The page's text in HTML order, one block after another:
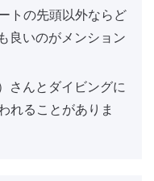
トの先頭以外ならど
良いのがメンション
さんとダイビングに
れることがありま